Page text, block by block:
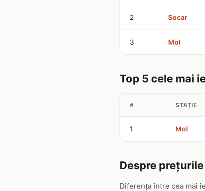
2 Socar
3 Mol
Top 5 cele mai
# STAȚIE
1 Mol
Despre
Diferența între cea mai